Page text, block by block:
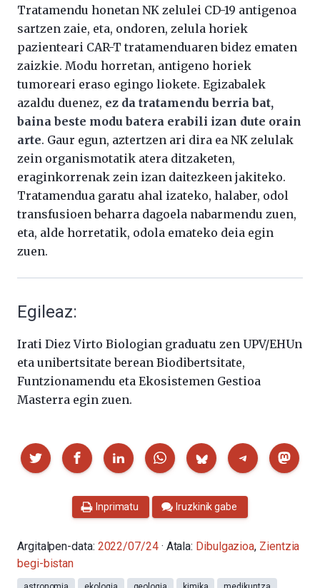
Tratamendu honetan NK zelulei CD-19 antigenoa
sartzen zaie, eta, ondoren, zelula horiek
pazienteari CAR-T tratamenduaren bidez ematen
zaizkie. Modu horretan, antigeno horiek
tumoreari eraso egingo liokete. Egizabalek
azaldu duenez, ez da tratamendu berria bat,
baina beste modu batera erabili izan dute orain
arte. Gaur egun, aztertzen ari dira ea NK zelulak
zein organismotatik atera ditzaketen,
eraginkorrenak zein izan daitezkeen jakiteko.
Tratamendua garatu ahal izateko, halaber, odol
transfusioen beharra dagoela nabarmendu zuen,
eta, alde horretatik, odola emateko deia egin
zuen.
Egileaz:
Irati Diez Virto Biologian graduatu zen UPV/EHUn
eta unibertsitate berean Biodibertsitate,
Funtzionamendu eta Ekosistemen Gestioa
Masterra egin zuen.
Partekatu
Inprimatu Iruzkinik gabe
Argitalpen-data: 2022/07/24 · Atala: Dibulgazioa, Zientzia
begi-bistan